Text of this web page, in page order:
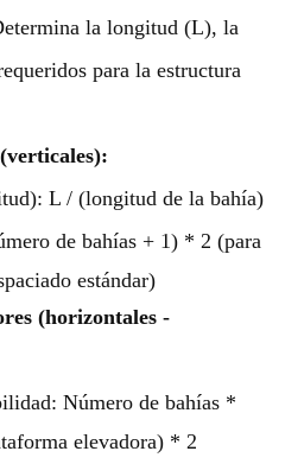
la longitud (L), la
para la estructura
L / (longitud de la bahía)
de bahías + 1) * 2 (para
estándar)
(horizontales -
Número de bahías *
elevadora) * 2